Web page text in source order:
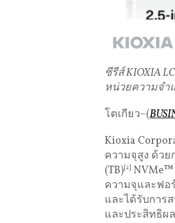
ซีรีส์KIOXIA
หน่วยความจำ
โตเกียว–(
Kioxia
ความจุสูง ด้ว
(TB)[2] NVMe™
ความจุและฟอ
และได้รับการ
และประสิทธิผ